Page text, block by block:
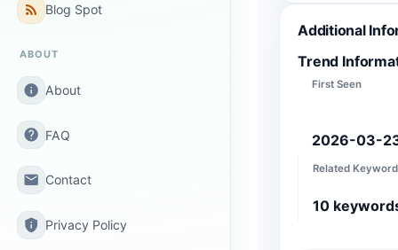
rss_feed Blog Spot
ABOUT
info About
help FAQ
email Contact
privacy_tip Privacy Policy
Additional
Trend
First Seen
2026-03-
Related
10